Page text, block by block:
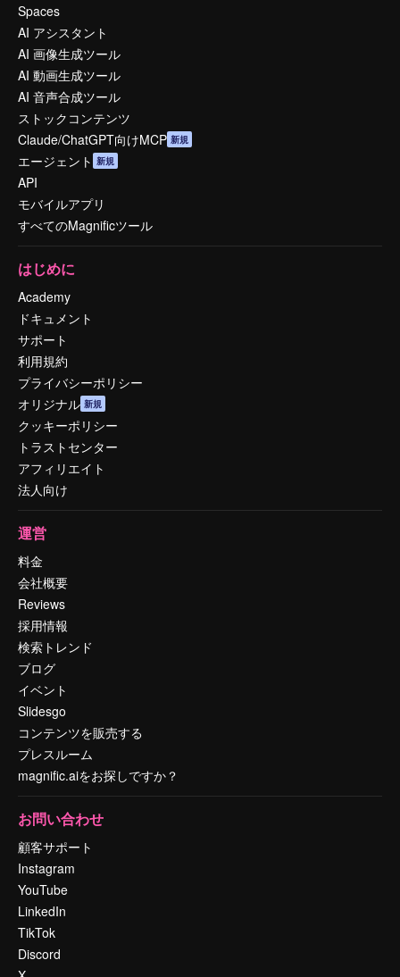
Spaces
AI アシスタント
AI 画像生成ツール
AI 動画生成ツール
AI 音声合成ツール
ストックコンテンツ
Claude/ChatGPT向けMCP 新規
エージェント 新規
API
モバイルアプリ
すべてのMagnificツール
はじめに
Academy
ドキュメント
サポート
利用規約
プライバシーポリシー
オリジナル 新規
クッキーポリシー
トラストセンター
アフィリエイト
法人向け
運営
料金
会社概要
Reviews
採用情報
検索トレンド
ブログ
イベント
Slidesgo
コンテンツを販売する
プレスルーム
magnific.aiをお探しですか？
お問い合わせ
顧客サポート
Instagram
YouTube
LinkedIn
TikTok
Discord